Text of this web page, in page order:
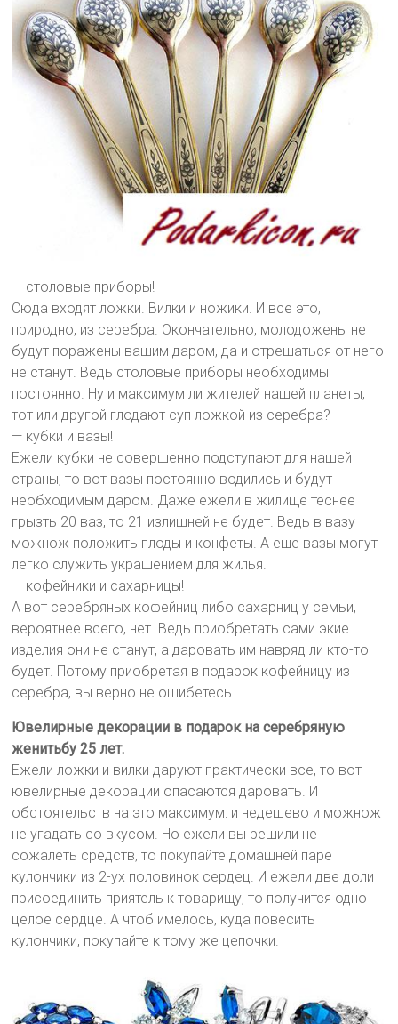
— столовые приборы!
Сюда входят ложки. Вилки и ножики. И все это,
природно, из серебра. Окончательно, молодожены не
будут поражены вашим даром, да и отрешаться от него
не станут. Ведь столовые приборы необходимы
постоянно. Ну и максимум ли жителей нашей планеты,
тот или другой глодают суп ложкой из серебра?
— кубки и вазы!
Ежели кубки не совершенно подступают для нашей
страны, то вот вазы постоянно водились и будут
необходимым даром. Даже ежели в жилище теснее
грызть 20 ваз, то 21 излишней не будет. Ведь в вазу
можнож положить плоды и конфеты. А еще вазы могут
легко служить украшением для жилья.
— кофейники и сахарницы!
А вот серебряных кофейниц либо сахарниц у семьи,
вероятнее всего, нет. Ведь приобретать сами экие
изделия они не станут, а даровать им навряд ли кто-то
будет. Потому приобретая в подарок кофейницу из
серебра, вы верно не ошибетесь.
Ювелирные декорации в подарок на серебряную
женитьбу 25 лет.
Ежели ложки и вилки даруют практически все, то вот
ювелирные декорации опасаются даровать. И
обстоятельств на это максимум: и недешево и можнож
не угадать со вкусом. Но ежели вы решили не
сожалеть средств, то покупайте домашней паре
кулончики из 2-ух половинок сердец. И ежели две доли
присоединить приятель к товарищу, то получится одно
целое сердце. А чтоб имелось, куда повесить
кулончики, покупайте к тому же цепочки.